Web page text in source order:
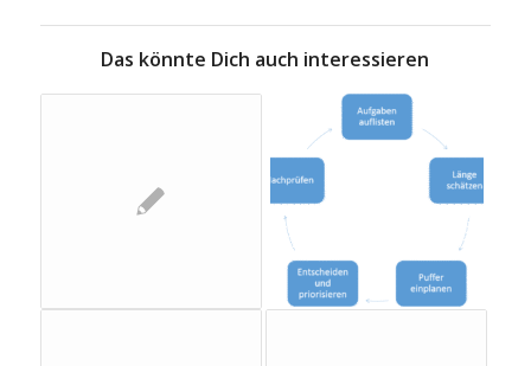
Das könnte Dich auch interessieren